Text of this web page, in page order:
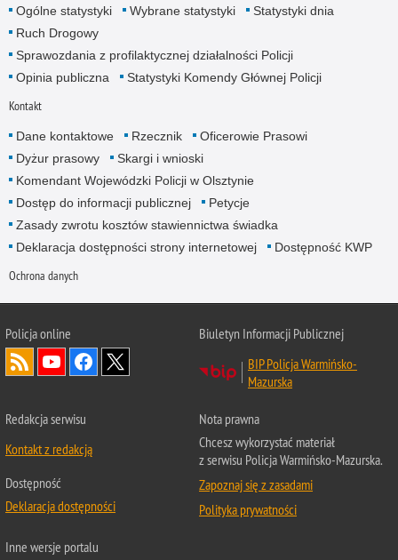
Ogólne statystyki Wybrane statystyki
Statystyki dnia
Ruch Drogowy
Sprawozdania z profilaktycznej działalności Policji
Opinia publiczna
Statystyki Komendy Głównej Policji
Kontakt
Dane kontaktowe Rzecznik
Oficerowie Prasowi
Dyżur prasowy
Skargi i wnioski
Komendant Wojewódzki Policji w Olsztynie
Dostęp do informacji publicznej
Petycje
Zasady zwrotu kosztów stawiennictwa świadka
Deklaracja dostępności strony internetowej
Dostępność KWP
Ochrona danych
Policja online
Biuletyn Informacji Publicznej
BIP Policja Warmińsko-
Mazurska
Redakcja serwisu
Kontakt z redakcją
Dostępność
Deklaracja dostępności
Nota prawna
Chcesz wykorzystać materiał
z serwisu Policja Warmińsko-Mazurska.
Zapoznaj się z zasadami
Polityka prywatności
Inne wersje portalu